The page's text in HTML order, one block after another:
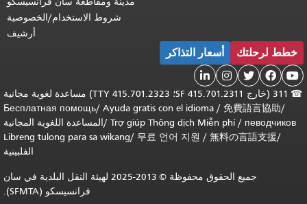
شروط الاستخدام/الخصوصية
أرشيف
خطط لرحلتك أسعار التذاكر





☎
311 (خارج SF 415.701.2311؛ TTY 415.701.2323) مساعدة لغوية مجانية
/
免費語言協助
/
Ayuda gratis con el idioma
/
Бесплатная помощь
певодчиков
/
Trợ giúp Thông dịch Miễn phí
/المساعدة اللغوية المجانية
/
無料の言語支援
/
무료 언어 지원
/
Libreng tulong para sa wikang
الفلبينية
جميع الحقوق محفوظة © 2013-2025 لهيئة النقل البلدية في سان
فرانسيسكو (SFMTA).